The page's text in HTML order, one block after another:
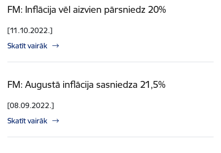
FM: Inflācija vēl aizvien pārsniedz 20%
[11.10.2022.]
Skatīt vairāk
FM: Augustā inflācija sasniedza 21,5%
[08.09.2022.]
Skatīt vairāk